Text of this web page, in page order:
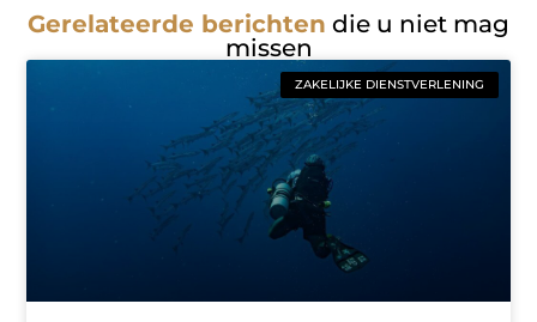
Gerelateerde berichten die u niet mag
missen
ZAKELIJKE DIENSTVERLENING